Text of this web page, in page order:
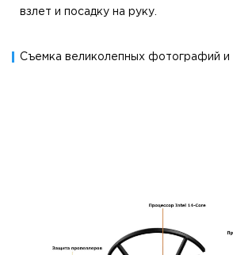
взлет и посадку на руку.
Съемка великолепных фотографий и